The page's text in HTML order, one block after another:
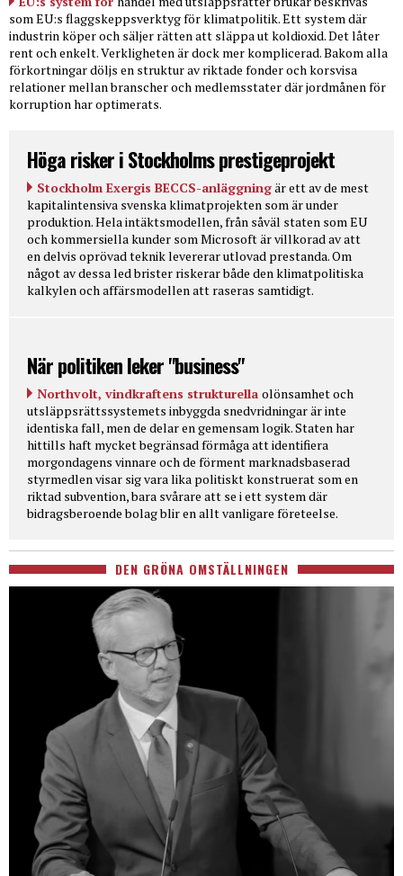
som EU:s flaggskeppsverktyg för klimatpolitik. Ett system där
industrin köper och säljer rätten att släppa ut koldioxid. Det låter
rent och enkelt. Verkligheten är dock mer komplicerad. Bakom alla
förkortningar döljs en struktur av riktade fonder och korsvisa
relationer mellan branscher och medlemsstater där jordmånen för
korruption har optimerats.
Höga risker i Stockholms prestigeprojekt
Stockholm Exergis BECCS-anläggningär ett av de mest
kapitalintensiva svenska klimatprojekten som är under
produktion. Hela intäktsmodellen, från såväl staten som EU
och kommersiella kunder som Microsoft är villkorad av att
en delvis oprövad teknik levererar utlovad prestanda. Om
något av dessa led brister riskerar både den klimatpolitiska
kalkylen och affärsmodellen att raseras samtidigt.
När politiken leker "business"
Northvolt, vindkraftens strukturella olönsamhet och
utsläppsrättssystemets inbyggda snedvridningar är inte
identiska fall, men de delar en gemensam logik. Staten har
hittills haft mycket begränsad förmåga att identifiera
morgondagens vinnare och de förment marknadsbaserad
styrmedlen visar sig vara lika politiskt konstruerat som en
riktad subvention, bara svårare att se i ett system där
bidragsberoende bolag blir en allt vanligare företeelse.
DEN GRÖNA OMSTÄLLNINGEN